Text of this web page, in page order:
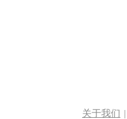
关于我们 |